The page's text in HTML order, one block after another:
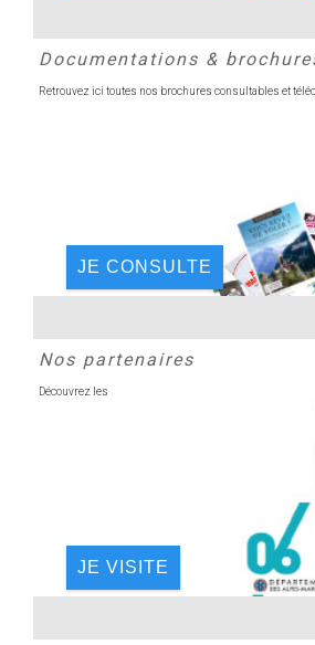
Documentations &
Retrouvez ici toutes nos brochures consultables et
JE CONSULTE
Nos partenaires
Découvrez les
JE VISITE